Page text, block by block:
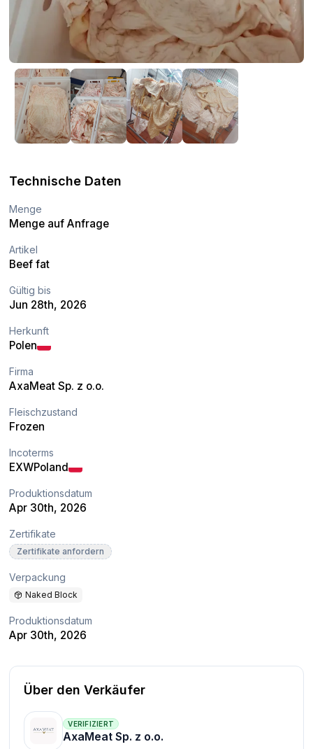
Technische Daten
Menge
Menge auf Anfrage
Artikel
Beef fat
Gültig bis
Jun 28th, 2026
Herkunft
Polen
Firma
AxaMeat Sp. z o.o.
Fleischzustand
Frozen
Incoterms
EXWPoland
Produktionsdatum
Apr 30th, 2026
Zertifikate
Zertifikate anfordern
Verpackung
Naked Block
Produktionsdatum
Apr 30th, 2026
Über den Verkäufer
VERIFIZIERT
AxaMeat Sp. z o.o.